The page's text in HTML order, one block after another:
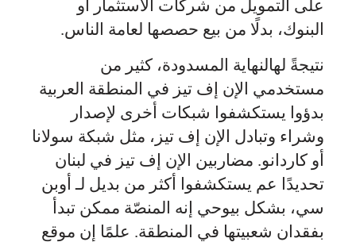
على التمويل من شركات الاستثمار أو
البنوك، بدلًا من بيع حصصها لعامة الناس.
نتيجةً لهالنهاية المسدودة، كثير من
مستخدمي الإن إف تيز في المنطقة العربية
بدؤوا يستكشفوا شبكات أخرى لإصدار
وشراء وتبادل الإن إف تيز، مثل شبكة سولانا
أو كاردانو. مضاربين الإن إف تيز في لبنان
تحديدًا عم يستكشفوا أكثر من بديل لـ أوبن
سي، بشكل بيوحي إنه المنصّة ممكن تبدأ
بفقدان شعبيتها في المنطقة. علمًا إن موقع